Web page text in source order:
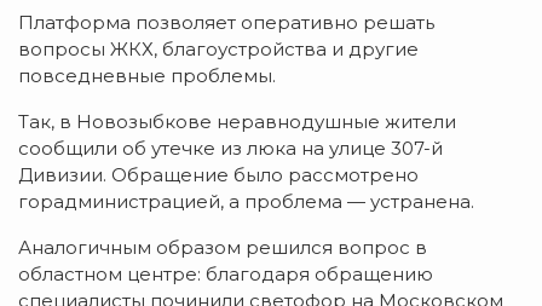
Платформа позволяет оперативно решать
вопросы ЖКХ, благоустройства и другие
повседневные проблемы.
Так, в Новозыбкове неравнодушные жители
сообщили об утечке из люка на улице 307-й
Дивизии. Обращение было рассмотрено
горадминистрацией, а проблема — устранена.
Аналогичным образом решился вопрос в
областном центре: благодаря обращению
специалисты починили светофор на Московском